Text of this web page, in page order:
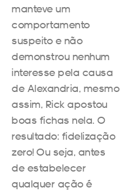
manteve um
comportamento
suspeito e não
demonstrou nenhum
interesse pela causa
de Alexandria, mesmo
assim, Rick apostou
boas fichas nela. O
resultado: fidelização
zero! Ou seja, antes
de estabelecer
qualquer ação é